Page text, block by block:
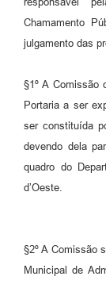
Chamamento
julgamento das
§1º A Comissão
Portaria a ser
ser constituída
devendo dela
quadro do
d’Oeste.
§2º A Comissão
Municipal de